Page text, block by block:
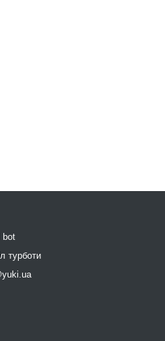
bot
турботи